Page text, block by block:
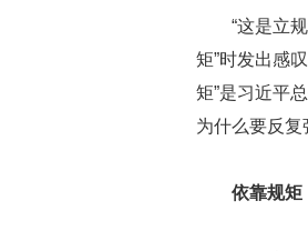
“这是立
矩”时发出感
矩”是习近平
为什么要反复
依靠规矩